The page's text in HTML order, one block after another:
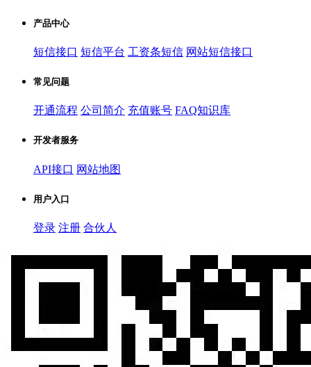
产品中心
短信接口 短信平台 工资条短信 网站短信接口
常见问题
开通流程 公司简介 充值账号 FAQ知识库
开发者服务
API接口 网站地图
用户入口
登录 注册 合伙人